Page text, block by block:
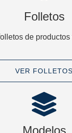
Folletos
de
VER FOLLETOS
Modelos